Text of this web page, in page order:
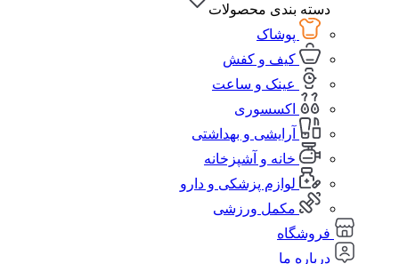
دسته بندی محصولات
پوشاک
کیف و کفش
عینک و ساعت
اکسسوری
آرایشی و بهداشتی
خانه و آشپزخانه
لوازم پزشکی و دارو
مکمل ورزشی
فروشگاه
درباره ما